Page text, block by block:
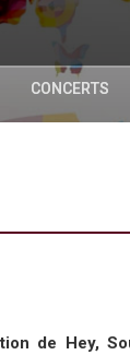
CONCERTS
de Hey,